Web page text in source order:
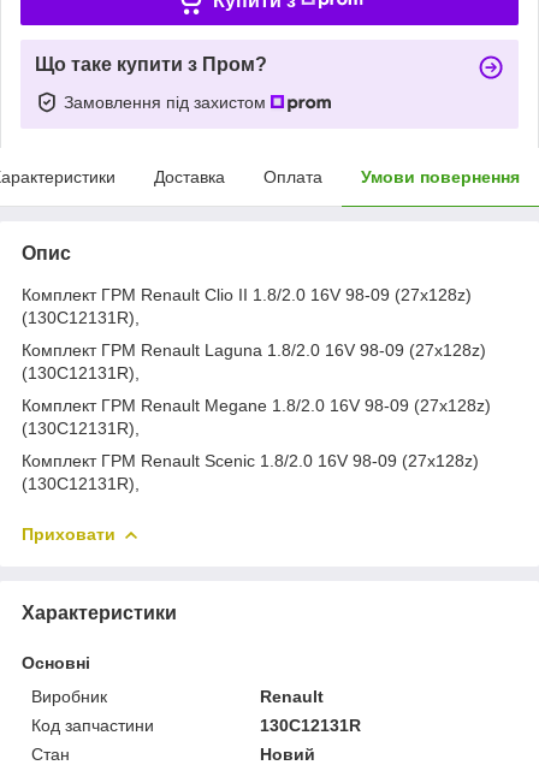
Що таке купити з Пром?
Замовлення під захистом
Доставка Оплата Умови повернення
Опис
Комплект ГРМ Renault Clio II 1.8/2.0 16V 98-09 (27x128z)
(130C12131R),
Комплект ГРМ Renault Laguna 1.8/2.0 16V 98-09 (27x128z)
(130C12131R),
Комплект ГРМ Renault Megane 1.8/2.0 16V 98-09 (27x128z)
(130C12131R),
Комплект ГРМ Renault Scenic 1.8/2.0 16V 98-09 (27x128z)
(130C12131R),
Приховати
Характеристики
Основні
Виробник
Renault
Код запчастини
130C12131R
Стан
Новий